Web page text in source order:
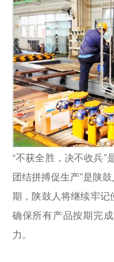
“不获全胜，决不收兵”
团结拼搏促生产”是陕
期，陕鼓人将继续牢记
确保所有产品按期完
力。